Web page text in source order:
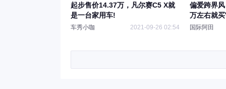
起步售价14.37万，凡尔赛C5 X就
是一台家用车!
车秀小咖 2021-09-26 02:54
偏爱跨界
万左右就
国际阿田